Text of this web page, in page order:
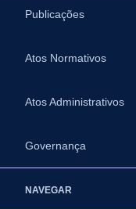
Publicações
Atos Normativos
Atos Administrativos
Governança
NAVEGAR